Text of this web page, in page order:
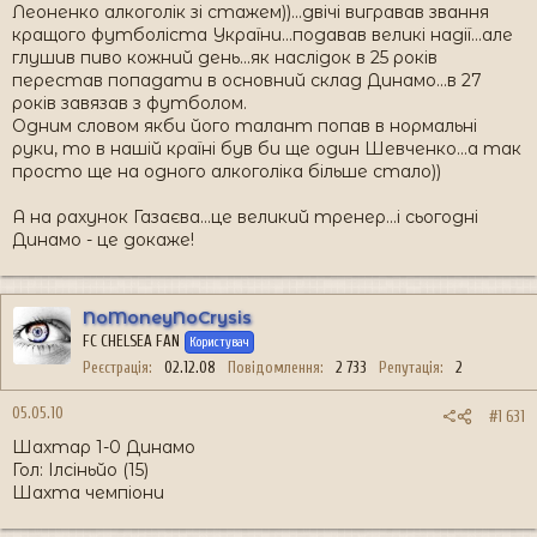
Леоненко алкоголік зі стажем))...двічі вигравав звання
кращого футболіста України...подавав великі надії...але
глушив пиво кожний день...як наслідок в 25 років
перестав попадати в основний склад Динамо...в 27
років завязав з футболом.
Одним словом якби його талант попав в нормальні
руки, то в нашій країні був би ще один Шевченко...а так
просто ще на одного алкоголіка більше стало))
А на рахунок Газаєва...це великий тренер...і сьогодні
Динамо - це докаже!
NoMoneyNoCrysis
FC CHELSEA FAN Користувач
Реєстрація 02.12.08 Повідомлення 2 733 Репутація 2
05.05.10 #1 631
Шахтар 1-0 Динамо
Гол: Ілсіньйо (15)
Шахта чемпіони